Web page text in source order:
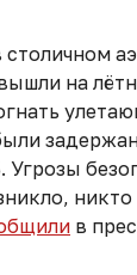
на
никто
в